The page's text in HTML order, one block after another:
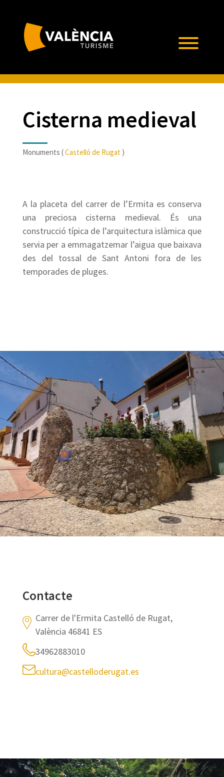
Cisterna medieval
Monuments (Castelló de Rugat)
A la placeta del carrer de l’Ermita es conserva
una preciosa cisterna medieval. És una
construcció típica de l’arquitectura islàmica que
servia per a emmagatzemar l’aigua que baixava
des del tossal de Sant Antoni fora de les
temporades de pluges.
Contacte
Carrer de l'Ermita Castelló de Rugat,
València 46841 ES
34962883010
cultura@castelloderugat.es